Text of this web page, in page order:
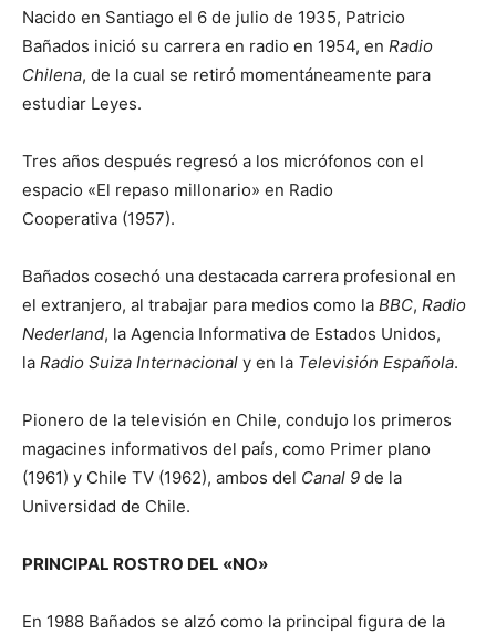
Nacido en Santiago el 6 de julio de 1935, Patricio
Bañados inició su carrera en radio en 1954, en Radio
Chilena, de la cual se retiró momentáneamente para
estudiar Leyes.
Tres años después regresó a los micrófonos con el
espacio «El repaso millonario» en Radio
Cooperativa (1957).
Bañados cosechó una destacada carrera profesional en
el extranjero, al trabajar para medios como la BBC, Radio
Nederland, la Agencia Informativa de Estados Unidos,
la Radio Suiza Internacional y en la Televisión Española.
Pionero de la televisión en Chile, condujo los primeros
magacines informativos del país, como Primer plano
(1961) y Chile TV (1962), ambos del Canal 9 de la
Universidad de Chile.
PRINCIPAL ROSTRO DEL «NO»
En 1988 Bañados se alzó como la principal figura de la